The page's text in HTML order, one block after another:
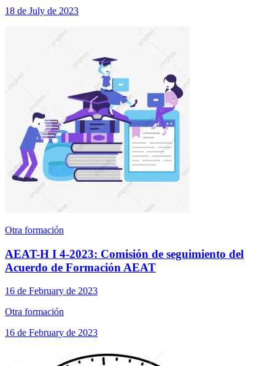
18 de July de 2023
Otra formación
AEAT-H I 4-2023: Comisión de seguimiento del
Acuerdo de Formación AEAT
16 de February de 2023
Otra formación
16 de February de 2023